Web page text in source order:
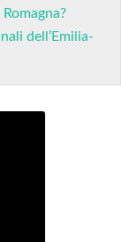
dell’Emilia-